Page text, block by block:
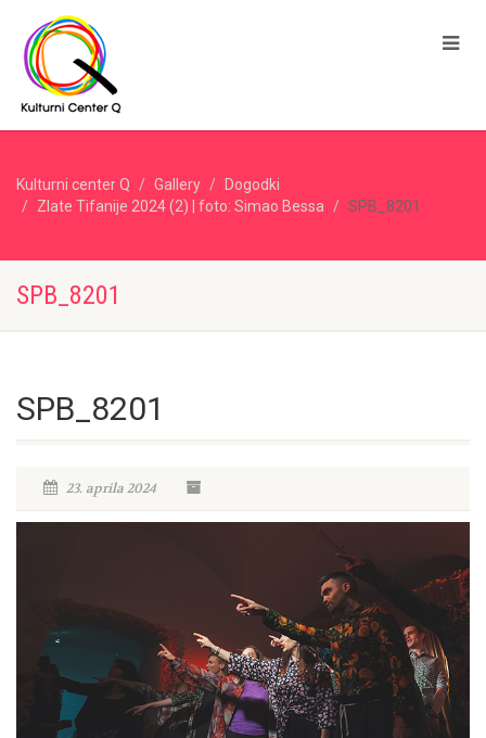
Kulturni center Q Gallery
Dogodki
Zlate Tifanije 2024 (2) | foto: Simao Bessa
SPB_8201
SPB_8201
SPB_8201
23. aprila 2024